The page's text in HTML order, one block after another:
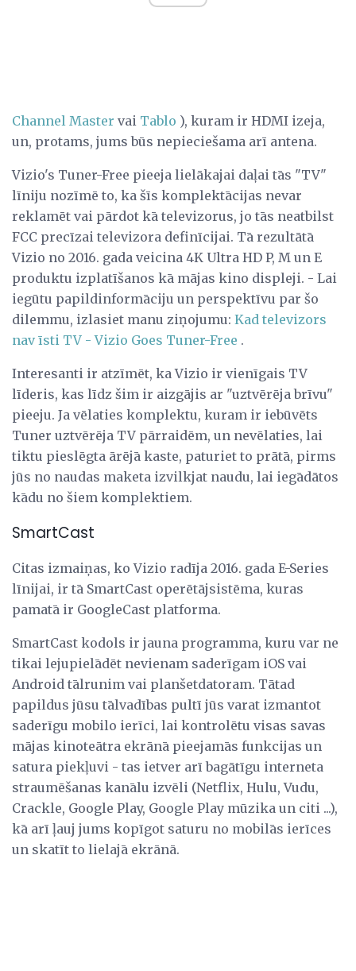
Channel Master vai Tablo ), kuram ir HDMI izeja,
un, protams, jums būs nepieciešama arī antena.
Vizio's Tuner-Free pieeja lielākajai daļai tās "TV"
līniju nozīmē to, ka šīs komplektācijas nevar
reklamēt vai pārdot kā televizorus, jo tās neatbilst
FCC precīzai televizora definīcijai. Tā rezultātā
Vizio no 2016. gada veicina 4K Ultra HD P, M un E
produktu izplatīšanos kā mājas kino displeji. - Lai
iegūtu papildinformāciju un perspektīvu par šo
dilemmu, izlasiet manu ziņojumu: Kad televizors
nav īsti TV - Vizio Goes Tuner-Free .
Interesanti ir atzīmēt, ka Vizio ir vienīgais TV
līderis, kas līdz šim ir aizgājis ar "uztvērēja brīvu"
pieeju. Ja vēlaties komplektu, kuram ir iebūvēts
Tuner uztvērēja TV pārraidēm, un nevēlaties, lai
tiktu pieslēgta ārējā kaste, paturiet to prātā, pirms
jūs no naudas maketa izvilkjat naudu, lai iegādātos
kādu no šiem komplektiem.
SmartCast
Citas izmaiņas, ko Vizio radīja 2016. gada E-Series
līnijai, ir tā SmartCast operētājsistēma, kuras
pamatā ir GoogleCast platforma.
SmartCast kodols ir jauna programma, kuru var ne
tikai lejupielādēt nevienam saderīgam iOS vai
Android tālrunim vai planšetdatoram. Tātad
papildus jūsu tālvadības pultī jūs varat izmantot
saderīgu mobilo ierīci, lai kontrolētu visas savas
mājas kinoteātra ekrānā pieejamās funkcijas un
satura piekļuvi - tas ietver arī bagātīgu interneta
straumēšanas kanālu izvēli (Netflix, Hulu, Vudu,
Crackle, Google Play, Google Play mūzika un citi ...),
kā arī ļauj jums kopīgot saturu no mobilās ierīces
un skatīt to lielajā ekrānā.